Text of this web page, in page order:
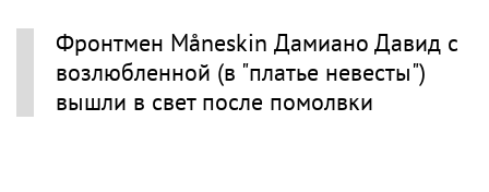
Фронтмен Måneskin Дамиано Давид с
возлюбленной (в "платье невесты")
вышли в свет после помолвки